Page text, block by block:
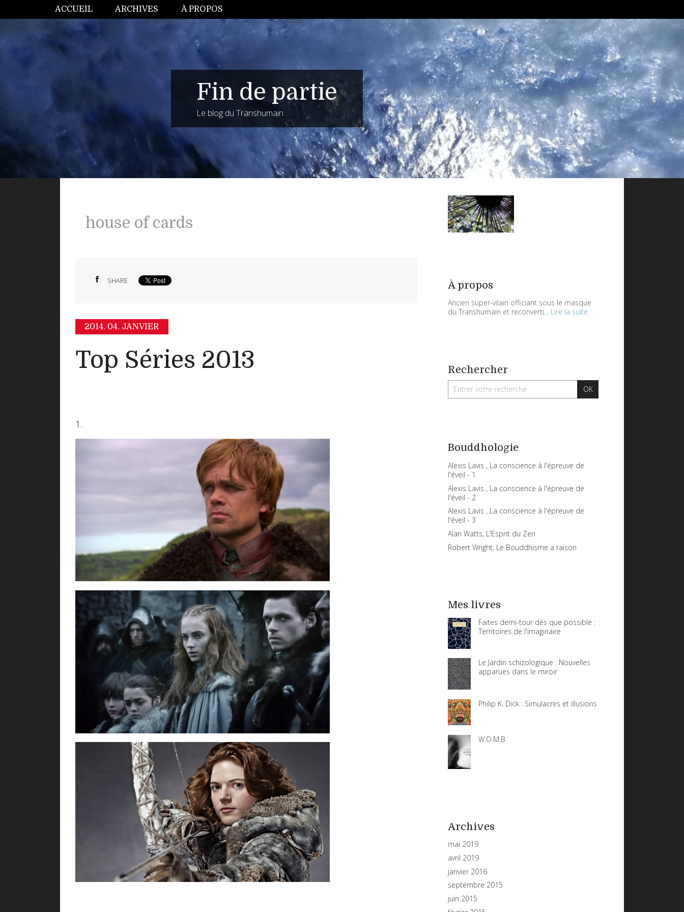
ACCUEIL ARCHIVES À PROPOS
Fin de partie
Le blog du Transhumain
house of cards
SHARE
2014. 04. JANVIER
Top Séries 2013
1.
À propos
Ancien super-vilain officiant sous le masque
du Transhumain et reconverti... Lire la suite
Rechercher
Bouddhologie
Alexis Lavis , La conscience à l'épreuve de
l'éveil - 1
Alexis Lavis , La conscience à l'épreuve de
l'éveil - 2
Alexis Lavis , La conscience à l'épreuve de
l'éveil - 3
Alan Watts, L'Esprit du Zen
Robert Wright, Le Bouddhisme a raison
Mes livres
Faites demi-tour dès que possible :
Territoires de l'imaginaire
Le Jardin schizologique : Nouvelles
apparues dans le miroir
Philip K. Dick : Simulacres et illusions
W.O.M.B
Archives
mai 2019
avril 2019
janvier 2016
septembre 2015
juin 2015